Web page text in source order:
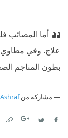
أما المصائب
علاج. وفي
بطون المناجم
مشاركة من